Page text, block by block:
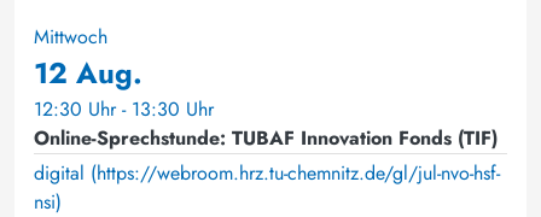
Mittwoch
12 Aug.
12:30 Uhr - 13:30 Uhr
Online-Sprechstunde: TUBAF Innovation Fonds (TIF)
digital (https://webroom.hrz.tu-chemnitz.de/gl/jul-nvo-hsf-
nsi)